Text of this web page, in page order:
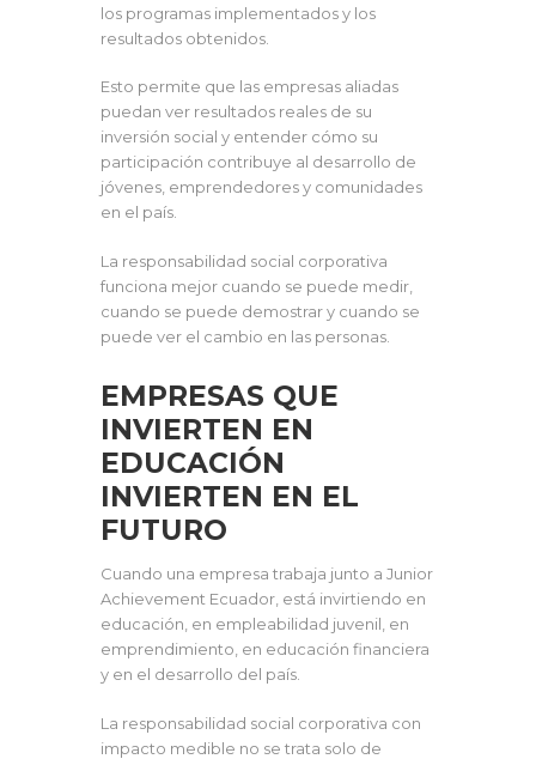
los programas implementados y los
resultados obtenidos.
Esto permite que las empresas aliadas
puedan ver resultados reales de su
inversión social y entender cómo su
participación contribuye al desarrollo de
jóvenes, emprendedores y comunidades
en el país.
La responsabilidad social corporativa
funciona mejor cuando se puede medir,
cuando se puede demostrar y cuando se
puede ver el cambio en las personas.
EMPRESAS QUE
INVIERTEN EN
EDUCACIÓN
INVIERTEN EN EL
FUTURO
Cuando una empresa trabaja junto a Junior
Achievement Ecuador, está invirtiendo en
educación, en empleabilidad juvenil, en
emprendimiento, en educación financiera
y en el desarrollo del país.
La responsabilidad social corporativa con
impacto medible no se trata solo de